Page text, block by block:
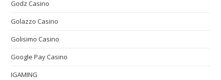
Godz Casino
Golazzo Casino
Golisimo Casino
Google Pay Casino
IGAMING